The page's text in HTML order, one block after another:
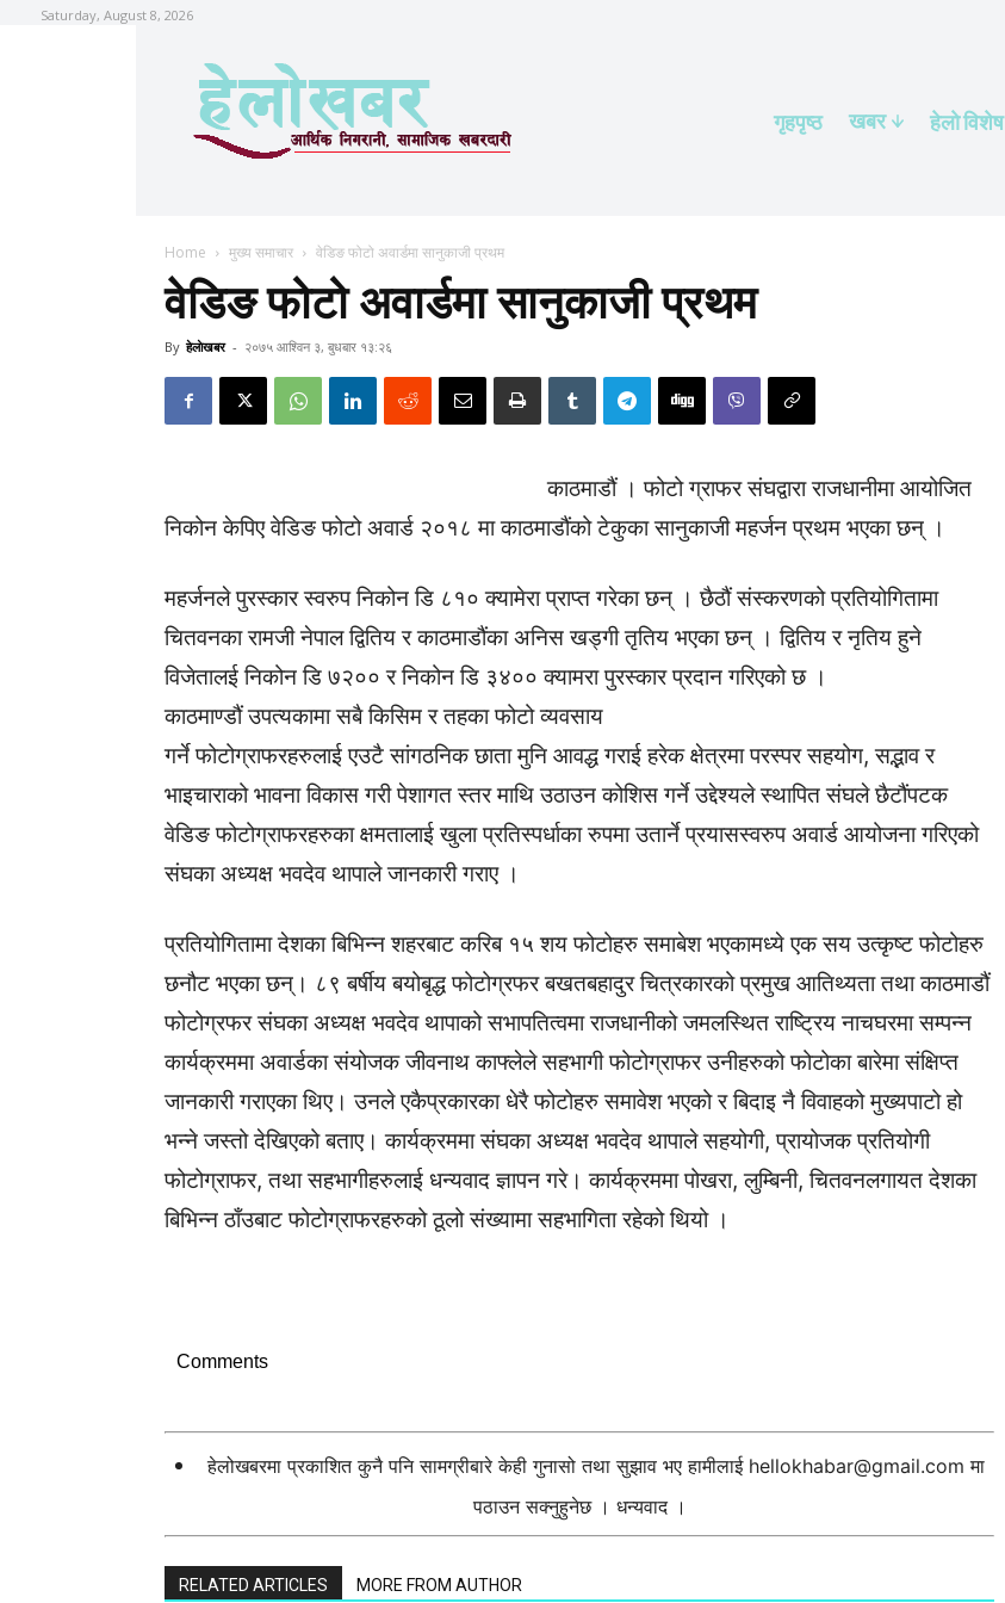
Saturday, August 8, 2026
गृहपृष्ठ खबर हेलाे विशेष
Home मुख्य समाचार वेडिङ फोटो अवार्डमा सानुकाजी प्रथम
वेडिङ फोटो अवार्डमा सानुकाजी प्रथम
By हेलाेखबर - २०७५ आश्विन ३, बुधबार १३:२६
काठमाडौं । फोटो ग्राफर संघद्वारा राजधानीमा आयोजित
निकोन केपिए वेडिङ फोटो अवार्ड २०१८ मा काठमाडौंको टेकुका सानुकाजी महर्जन प्रथम भएका छन् ।
महर्जनले पुरस्कार स्वरुप निकोन डि ८१० क्यामेरा प्राप्त गरेका छन् । छैठौं संस्करणको प्रतियोगितामा
चितवनका रामजी नेपाल द्वितिय र काठमाडौंका अनिस खड्गी तृतिय भएका छन् । द्वितिय र नृतिय हुने
विजेतालई निकोन डि ७२०० र निकोन डि ३४०० क्यामरा पुरस्कार प्रदान गरिएको छ ।
काठमाण्डौं उपत्यकामा सबै किसिम र तहका फोटो व्यवसाय
गर्ने फोटोग्राफरहरुलाई एउटै सांगठनिक छाता मुनि आवद्ध गराई हरेक क्षेत्रमा परस्पर सहयोग, सद्भाव र
भाइचाराको भावना विकास गरी पेशागत स्तर माथि उठाउन कोशिस गर्ने उद्देश्यले स्थापित संघले छैटौंपटक
वेडिङ फोटोग्राफरहरुका क्षमतालाई खुला प्रतिस्पर्धाका रुपमा उतार्ने प्रयासस्वरुप अवार्ड आयोजना गरिएको
संघका अध्यक्ष भवदेव थापाले जानकारी गराए ।
प्रतियोगितामा देशका बिभिन्न शहरबाट करिब १५ शय फोटोहरु समाबेश भएकामध्ये एक सय उत्कृष्ट फोटोहरु
छनौट भएका छन्। ८९ बर्षीय बयोबृद्ध फोटोग्रफर बखतबहादुर चित्रकारको प्रमुख आतिथ्यता तथा काठमाडौं
फोटोग्रफर संघका अध्यक्ष भवदेव थापाको सभापतित्वमा राजधानीको जमलस्थित राष्ट्रिय नाचघरमा सम्पन्न
कार्यक्रममा अवार्डका संयोजक जीवनाथ काफ्लेले सहभागी फोटोग्राफर उनीहरुको फोटोका बारेमा संक्षिप्त
जानकारी गराएका थिए। उनले एकैप्रकारका धेरै फोटोहरु समावेश भएको र बिदाइ नै विवाहको मुख्यपाटो हो
भन्ने जस्तो देखिएको बताए। कार्यक्रममा संघका अध्यक्ष भवदेव थापाले सहयोगी, प्रायोजक प्रतियोगी
फोटोग्राफर, तथा सहभागीहरुलाई धन्यवाद ज्ञापन गरे। कार्यक्रममा पोखरा, लुम्बिनी, चितवनलगायत देशका
बिभिन्न ठाँउबाट फोटोग्राफरहरुको ठूलो संख्यामा सहभागिता रहेको थियो ।
Comments
हेलोखबरमा प्रकाशित कुनै पनि सामग्रीबारे केही गुनासो तथा सुझाव भए हामीलाई hellokhabar@gmail.com मा
पठाउन सक्नुहुनेछ । धन्यवाद ।
RELATED ARTICLES MORE FROM AUTHOR